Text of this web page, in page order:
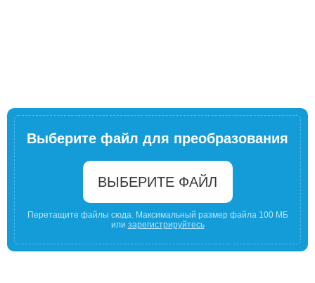
Выберите файл для преобразования
ВЫБЕРИТЕ ФАЙЛ
Перетащите файлы сюда. Максимальный размер файла 100 МБ
или зарегистрируйтесь